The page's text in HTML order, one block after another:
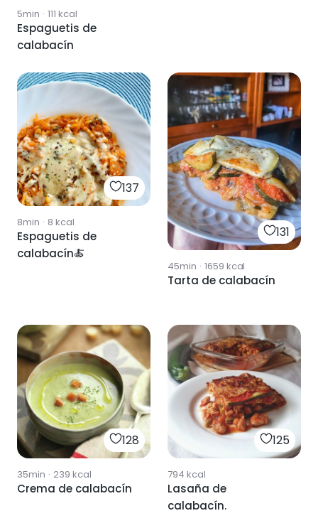
5min · 111 kcal
Espaguetis de
calabacín
137
8min · 8 kcal
Espaguetis de
calabacín🍝
131
45min · 1659 kcal
Tarta de calabacín
128
35min · 239 kcal
Crema de calabacín
125
794 kcal
Lasaña de
calabacín.